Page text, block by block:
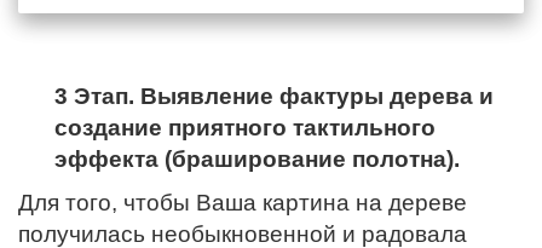
3 Этап. Выявление фактуры дерева и
создание приятного тактильного
эффекта (браширование полотна).
Для того, чтобы Ваша картина на дереве
получилась необыкновенной и радовала